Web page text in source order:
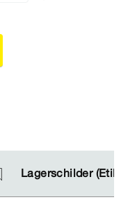
Lagerschilder
Lagerschilder